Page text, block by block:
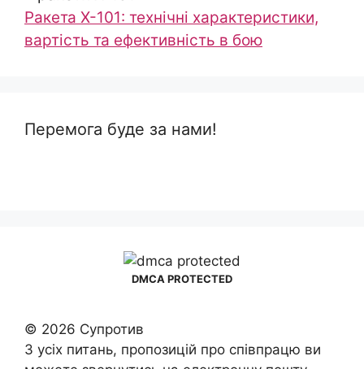
Ракета Х-101: технічні характеристики,
вартість та ефективність в бою
Перемога буде за нами!
DMCA PROTECTED
© 2026 Супротив
З усіх питань, пропозицій про співпрацю ви